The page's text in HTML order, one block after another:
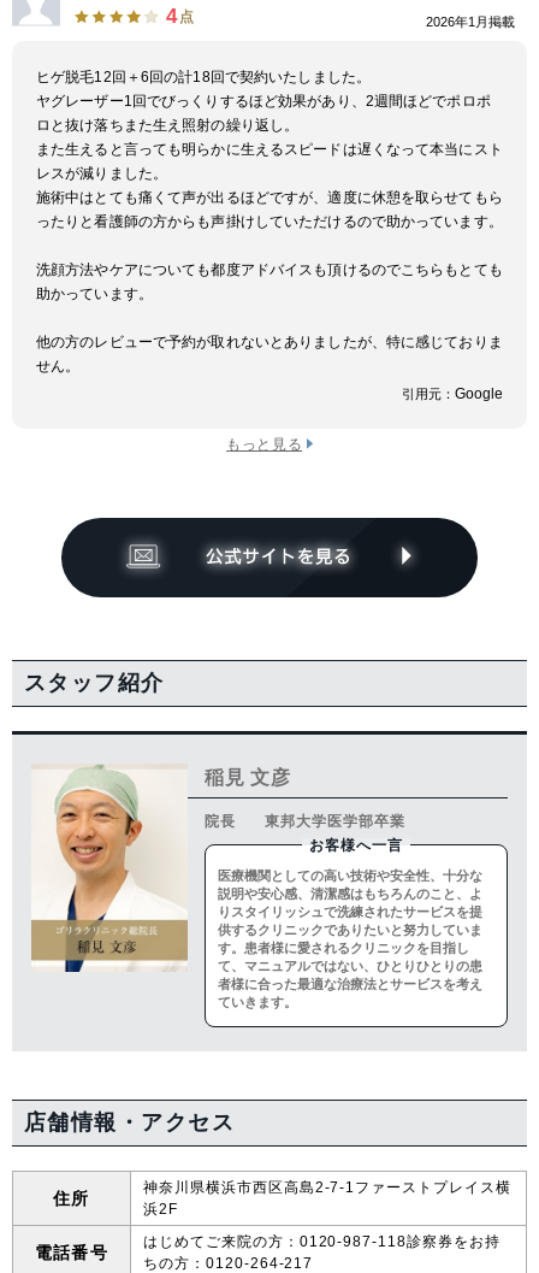
4 点 2026年1月掲載
ヒゲ脱毛12回＋6回の計18回で契約いたしました。
ヤグレーザー1回でびっくりするほど効果があり、2週間ほどでポロポ
ロと抜け落ちまた生え照射の繰り返し。
また生えると言っても明らかに生えるスピードは遅くなって本当にスト
レスが減りました。
施術中はとても痛くて声が出るほどですが、適度に休憩を取らせてもら
ったりと看護師の方からも声掛けしていただけるので助かっています。
洗顔方法やケアについても都度アドバイスも頂けるのでこちらもとても
助かっています。
他の方のレビューで予約が取れないとありましたが、特に感じておりま
せん。
引用元： Google
もっと見る
スタッフ紹介
稲見 文彦
院長
東邦大学医学部卒業
お客様へ一言
医療機関としての高い技術や安全性、十分な
説明や安心感、清潔感はもちろんのこと、よ
りスタイリッシュで洗練されたサービスを提
供するクリニックでありたいと努力していま
す。患者様に愛されるクリニックを目指し
て、マニュアルではない、ひとりひとりの患
者様に合った最適な治療法とサービスを考え
ていきます。
店舗情報・アクセス
住所
神奈川県横浜市西区高島2-7-1ファーストプレイス横
浜2F
電話番号
はじめてご来院の方：0120-987-118診察券をお持
ちの方：0120-264-217